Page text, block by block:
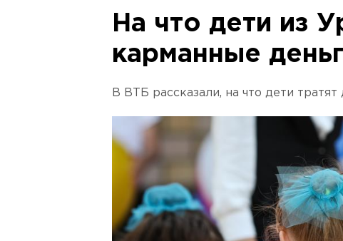
На что дети из
карманные
В ВТБ рассказали, на что дети тратят